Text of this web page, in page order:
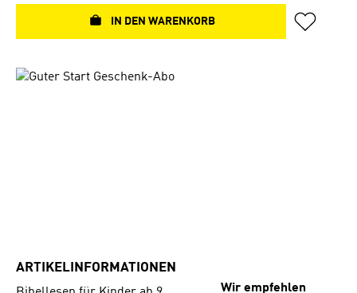
IN DEN WARENKORB
Bildergalerie überspringen
ARTIKELINFORMATIONEN
Produktgalerie
Wir empfehlen